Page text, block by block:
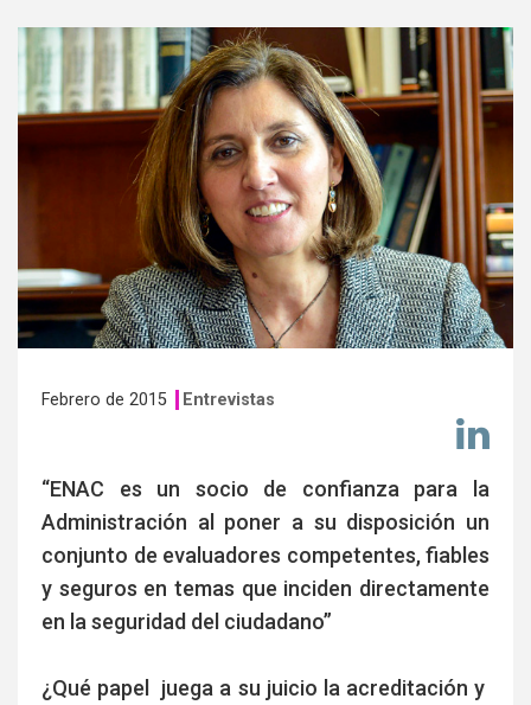
Febrero de 2015 Entrevistas
“ENAC es un socio de confianza para la
Administración al poner a su disposición un
conjunto de evaluadores competentes, fiables
y seguros en temas que inciden directamente
en la seguridad del ciudadano”
¿Qué papel juega a su juicio la acreditación y